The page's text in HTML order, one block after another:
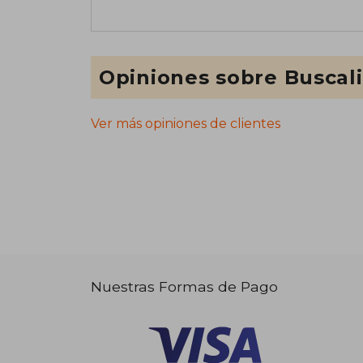
Opiniones sobre
Ver más opiniones de clientes
Nuestras Formas de Pago